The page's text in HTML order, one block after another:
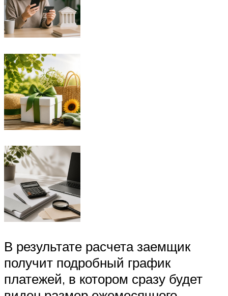
В результате расчета заемщик
получит подробный график
платежей, в котором сразу будет